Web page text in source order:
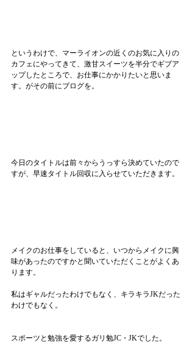
というわけで、マーライオンの近くのお気に入りの
カフェにやってきて、激甘スイーツを半分でギブア
ップしたところで、お仕事にかかりたいと思いま
す。がその前にブログを。
今日のタイトルは前々からうっすら決めていたので
すが、早速タイトル回収に入らせていただきます。
メイクのお仕事をしていると、いつからメイクに興
味があったのですかと聞いていただくことがよくあ
ります。
私はギャルだったわけでもなく、キラキラJKだった
わけでもなく。
スポーツと勉強を愛するガリ勉JC・JKでした。